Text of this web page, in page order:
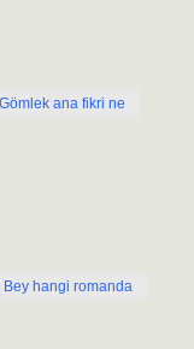
ana fikri ne
Bey hangi romanda